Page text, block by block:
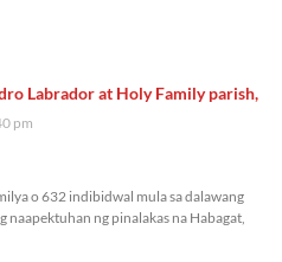
Labrador at Holy Family parish,
pm
o 632 indibidwal mula sa dalawang
naapektuhan ng pinalakas na Habagat,